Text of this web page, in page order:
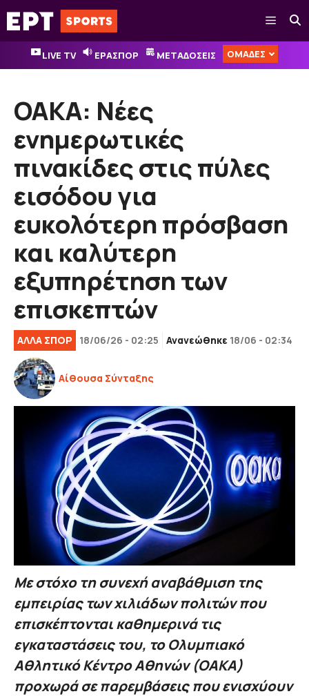
Μετάβαση
σε
περιεχόμενο
Μενού
LIVE TV ΕΡΑΣΠΟΡ ΜΕΤΑΔΟΣΕΙΣ ΟΜΑΔΕΣ
ΟΑΚΑ: Νέες
ενημερωτικές
πινακίδες στις πύλες
εισόδου για
ευκολότερη πρόσβαση
και καλύτερη
εξυπηρέτηση των
επισκεπτών
ΑΛΛΑ ΣΠΟΡ 18/06/26 - 02:25 Ανανεώθηκε 18/06 - 02:34
Αίθουσα Σύνταξης
Με στόχο τη συνεχή αναβάθμιση της
εμπειρίας των χιλιάδων πολιτών που
επισκέπτονται καθημερινά τις
εγκαταστάσεις του, το Ολυμπιακό
Αθλητικό Κέντρο Αθηνών (ΟΑΚΑ)
προχωρά σε παρεμβάσεις που ενισχύουν